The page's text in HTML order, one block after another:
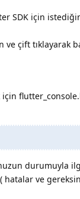
SDK için
çift tıklayarak
durumuyla
hatalar ve